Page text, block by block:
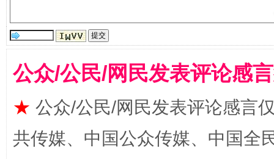
解纷+调解+退费，一次搞定
公众/公民/网民发表评论感
★ 公众/公民/网民发表评论感言
共传媒、中国公众传媒、中国全